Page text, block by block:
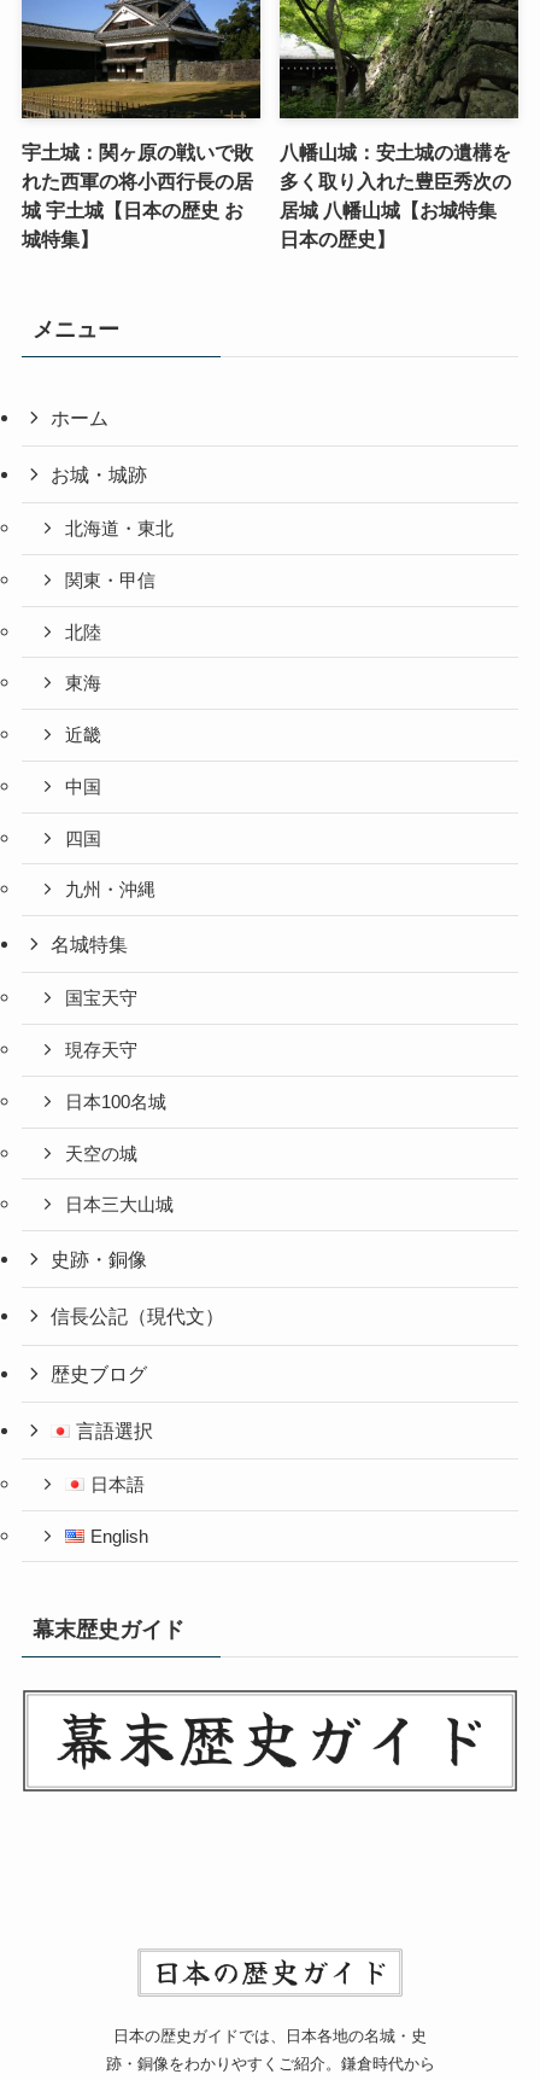
宇土城：関ヶ原の戦いで敗
れた西軍の将小西行長の居
城 宇土城【日本の歴史 お
城特集】
八幡山城：安土城の遺構を
多く取り入れた豊臣秀次の
居城 八幡山城【お城特集
日本の歴史】
メニュー
ホーム
お城・城跡
北海道・東北
関東・甲信
北陸
東海
近畿
中国
四国
九州・沖縄
名城特集
国宝天守
現存天守
日本100名城
天空の城
日本三大山城
史跡・銅像
信長公記（現代文）
歴史ブログ
言語選択
日本語
English
幕末歴史ガイド
日本の歴史ガイドでは、日本各地の名城・史
跡・銅像をわかりやすくご紹介。鎌倉時代から